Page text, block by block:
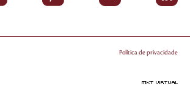
Política de privacidade